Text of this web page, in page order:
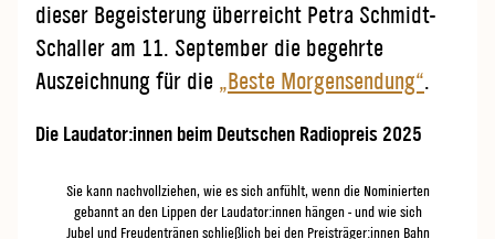
dieser Begeisterung überreicht Petra Schmidt-
Schaller am 11. September die begehrte
Auszeichnung für die „Beste Morgensendung“.
Die Laudator:innen beim Deutschen Radiopreis 2025
Sie kann nachvollziehen, wie es sich anfühlt, wenn die Nominierten
gebannt an den Lippen der Laudator:innen hängen - und wie sich
Jubel und Freudentränen schließlich bei den Preisträger:innen Bahn